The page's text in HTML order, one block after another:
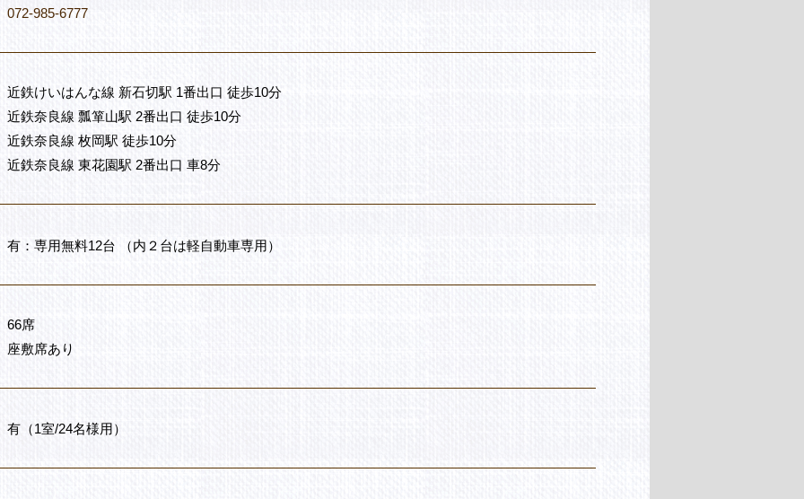
072-985-6777
近鉄けいはんな線 新石切駅 1番出口 徒歩10分
近鉄奈良線 瓢箪山駅 2番出口 徒歩10分
近鉄奈良線 枚岡駅 徒歩10分
近鉄奈良線 東花園駅 2番出口 車8分
有：専用無料12台 （内２台は軽自動車専用）
66席
座敷席あり
有（1室/24名様用）